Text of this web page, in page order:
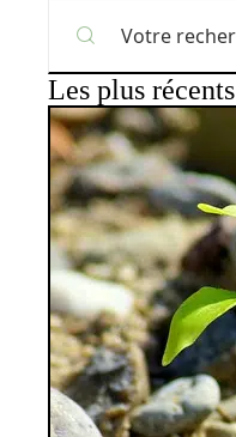
Les plus récents